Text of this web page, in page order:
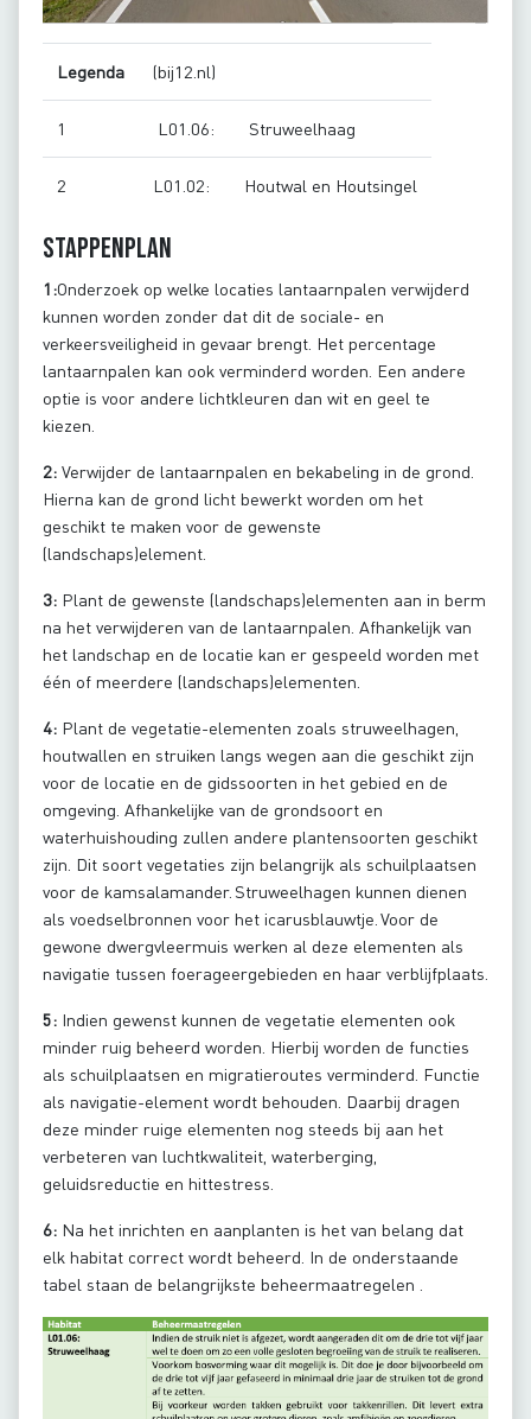
Legenda (bij12.nl)
1 L01.06: Struweelhaag
2 L01.02: Houtwal en Houtsingel
Stappenplan
1:Onderzoek op welke locaties lantaarnpalen verwijderd
kunnen worden zonder dat dit de sociale- en
verkeersveiligheid in gevaar brengt. Het percentage
lantaarnpalen kan ook verminderd worden. Een andere
optie is voor andere lichtkleuren dan wit en geel te
kiezen.
2: Verwijder de lantaarnpalen en bekabeling in de grond.
Hierna kan de grond licht bewerkt worden om het
geschikt te maken voor de gewenste
(landschaps)element.
3: Plant de gewenste (landschaps)elementen aan in berm
na het verwijderen van de lantaarnpalen. Afhankelijk van
het landschap en de locatie kan er gespeeld worden met
één of meerdere (landschaps)elementen.
4: Plant de vegetatie-elementen zoals struweelhagen,
houtwallen en struiken langs wegen aan die geschikt zijn
voor de locatie en de gidssoorten in het gebied en de
omgeving. Afhankelijke van de grondsoort en
waterhuishouding zullen andere plantensoorten geschikt
zijn. Dit soort vegetaties zijn belangrijk als schuilplaatsen
voor de kamsalamander. Struweelhagen kunnen dienen
als voedselbronnen voor het icarusblauwtje. Voor de
gewone dwergvleermuis werken al deze elementen als
navigatie tussen foerageergebieden en haar verblijfplaats.
5: Indien gewenst kunnen de vegetatie elementen ook
minder ruig beheerd worden. Hierbij worden de functies
als schuilplaatsen en migratieroutes verminderd. Functie
als navigatie-element wordt behouden. Daarbij dragen
deze minder ruige elementen nog steeds bij aan het
verbeteren van luchtkwaliteit, waterberging,
geluidsreductie en hittestress.
6: Na het inrichten en aanplanten is het van belang dat
elk habitat correct wordt beheerd. In de onderstaande
tabel staan de belangrijkste beheermaatregelen .